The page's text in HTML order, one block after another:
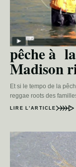
pêche à
Madison
Et si le tempo de la
reggae roots des
LIRE L’ARTICLE